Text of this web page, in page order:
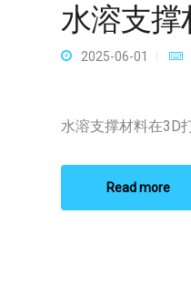
水溶支撑
2025-06-01
水溶支撑材料在3D
Read more